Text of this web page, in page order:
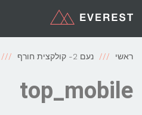
ראשי נעם 2- קולקצית חורף
top_mobile